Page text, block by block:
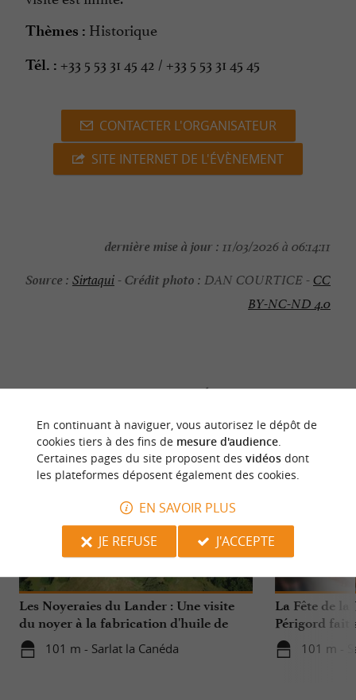
Thèmes : Historique
Tél. : +33 5 53 31 45 42 / +33 5 53 31 45 45
CONTACTER L'ORGANISATEUR
SITE INTERNET DE L'ÉVÈNEMENT
dernière mise à jour : 11/03/2026 à 06:14:11
Source : Sirtaqui-Crédit photo : DAN COURTICE -CC
BY-NC-ND 4.0
Les Noyeraies du Lander : Une visite
du noyer à la fabrication d'huile de
noix !
101 m - Sarlat la Canéda
Gourmande
La Fête de
Périgord fait
101 m -
En continuant à naviguer, vous autorisez le dépôt de
cookies tiers à des fins de mesure d'audience.
Certaines pages du site proposent des vidéosdont
les plateformes déposent également des cookies.
EN SAVOIR PLUS
JE REFUSE
J'ACCEPTE